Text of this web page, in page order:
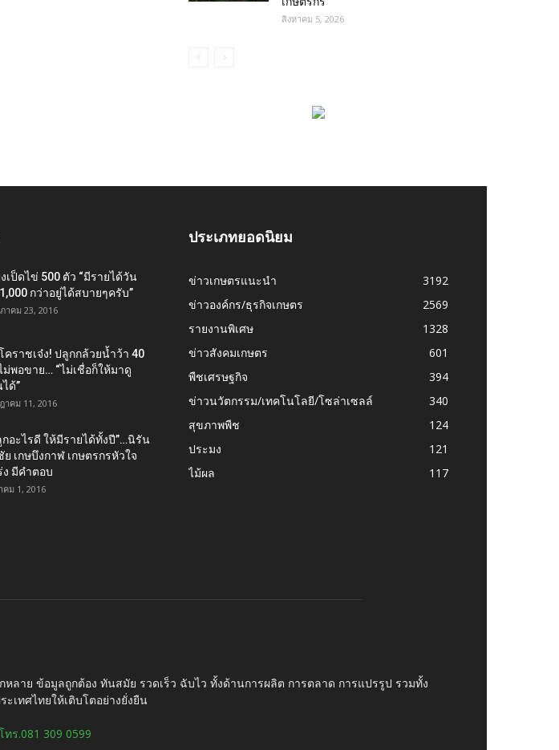
สิงหาคม 5, 2026
งเป็ดไข่ 500 ตัว “มีรายได้วัน
กว่าอยู่ได้สบายๆครับ”
าคม 23, 2016
คราชเจ๋ง! ปลูกกล้วยน้ำว้า 40
ม่พอขาย… “ไม่เชื่อก็ให้มาดู
ด้”‬
าคม 11, 2016
กอะไรดี ให้มีรายได้ทั้งปี”…นิรัน
ย เกษบึงกาฬ เกษตรกรหัวใจ
ง มีคำตอบ
คม 1, 2016
ประเภทยอดนิยม
ข่าวเกษตรแนะนำ
3192
ข่าวองค์กร/ธุรกิจเกษตร
2569
รายงานพิเศษ
1328
ข่าวสังคมเกษตร
601
พืชเศรษฐกิจ
394
ข่าวนวัตกรรม/เทคโนโลยี/โซล่าเซลล์
340
สุขภาพพืช
124
ประมง
121
ไม้ผล
117
หลาย ข้อมูลถูกต้อง ทันสมัย รวดเร็ว ฉับไว ทั้งด้านการผลิต การตลาด การแปรรูป รวมทั้ง
เทศไทยให้เติบโตอย่างยั่งยืน
ร.081 309 0599